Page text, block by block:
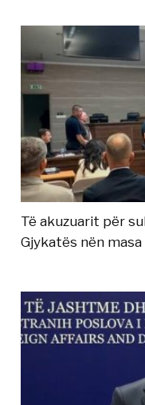
Të akuzuarit për
Gjykatës nën